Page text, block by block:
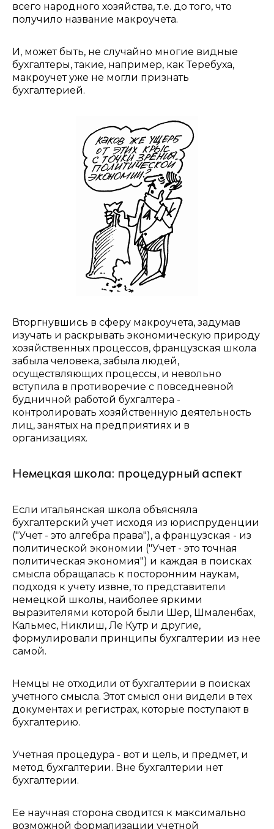
всего народного хозяйства, т.е. до того, что
получило название макроучета.
И, может быть, не случайно многие видные
бухгалтеры, такие, например, как Теребуха,
макроучет уже не могли признать
бухгалтерией.
Вторгнувшись в сферу макроучета, задумав
изучать и раскрывать экономическую природу
хозяйственных процессов, французская школа
забыла человека, забыла людей,
осуществляющих процессы, и невольно
вступила в противоречие с повседневной
будничной работой бухгалтера -
контролировать хозяйственную деятельность
лиц, занятых на предприятиях и в
организациях.
Немецкая школа: процедурный аспект
Если итальянская школа объясняла
бухгалтерский учет исходя из юриспруденции
("Учет - это алгебра права"), а французская - из
политической экономии ("Учет - это точная
политическая экономия") и каждая в поисках
смысла обращалась к посторонним наукам,
подходя к учету извне, то представители
немецкой школы, наиболее яркими
выразителями которой были Шер, Шмаленбах,
Кальмес, Никлиш, Ле Кутр и другие,
формулировали принципы бухгалтерии из нее
самой.
Немцы не отходили от бухгалтерии в поисках
учетного смысла. Этот смысл они видели в тех
документах и регистрах, которые поступают в
бухгалтерию.
Учетная процедура - вот и цель, и предмет, и
метод бухгалтерии. Вне бухгалтерии нет
бухгалтерии.
Ее научная сторона сводится к максимально
возможной формализации учетной